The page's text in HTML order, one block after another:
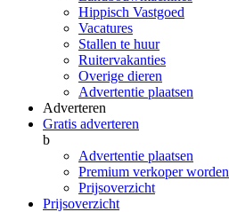
Hippisch Vastgoed
Vacatures
Stallen te huur
Ruitervakanties
Overige dieren
Advertentie plaatsen
Adverteren
Gratis adverteren
b
Advertentie plaatsen
Premium verkoper worden
Prijsoverzicht
Prijsoverzicht